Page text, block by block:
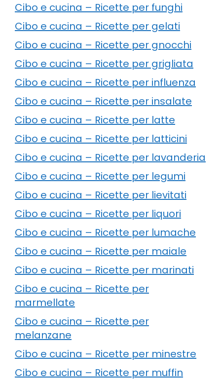
Cibo e cucina – Ricette per funghi
Cibo e cucina – Ricette per gelati
Cibo e cucina – Ricette per gnocchi
Cibo e cucina – Ricette per grigliata
Cibo e cucina – Ricette per influenza
Cibo e cucina – Ricette per insalate
Cibo e cucina – Ricette per latte
Cibo e cucina – Ricette per latticini
Cibo e cucina – Ricette per lavanderia
Cibo e cucina – Ricette per legumi
Cibo e cucina – Ricette per lievitati
Cibo e cucina – Ricette per liquori
Cibo e cucina – Ricette per lumache
Cibo e cucina – Ricette per maiale
Cibo e cucina – Ricette per marinati
Cibo e cucina – Ricette per
marmellate
Cibo e cucina – Ricette per
melanzane
Cibo e cucina – Ricette per minestre
Cibo e cucina – Ricette per muffin